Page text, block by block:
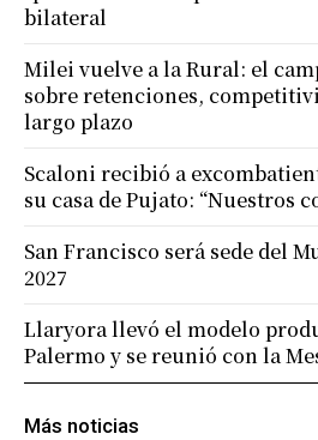
Más noticias
bilateral
Milei vuelve a la Rural: el
sobre retenciones,
largo plazo
Scaloni recibió a
su casa de Pujato: “Nuestros
San Francisco será sede del
2027
Llaryora llevó el modelo
Palermo y se reunió con la